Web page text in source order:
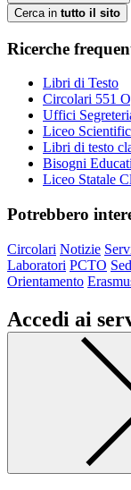
Cerca in tutto il sito
Ricerche
Libri di Testo
Circolari 551
Uffici
Liceo
Libri di testo
Bisogni
Liceo Statale
Potrebbero
Circolari Notizie
Laboratori PCTO
Orientamento
Accedi ai